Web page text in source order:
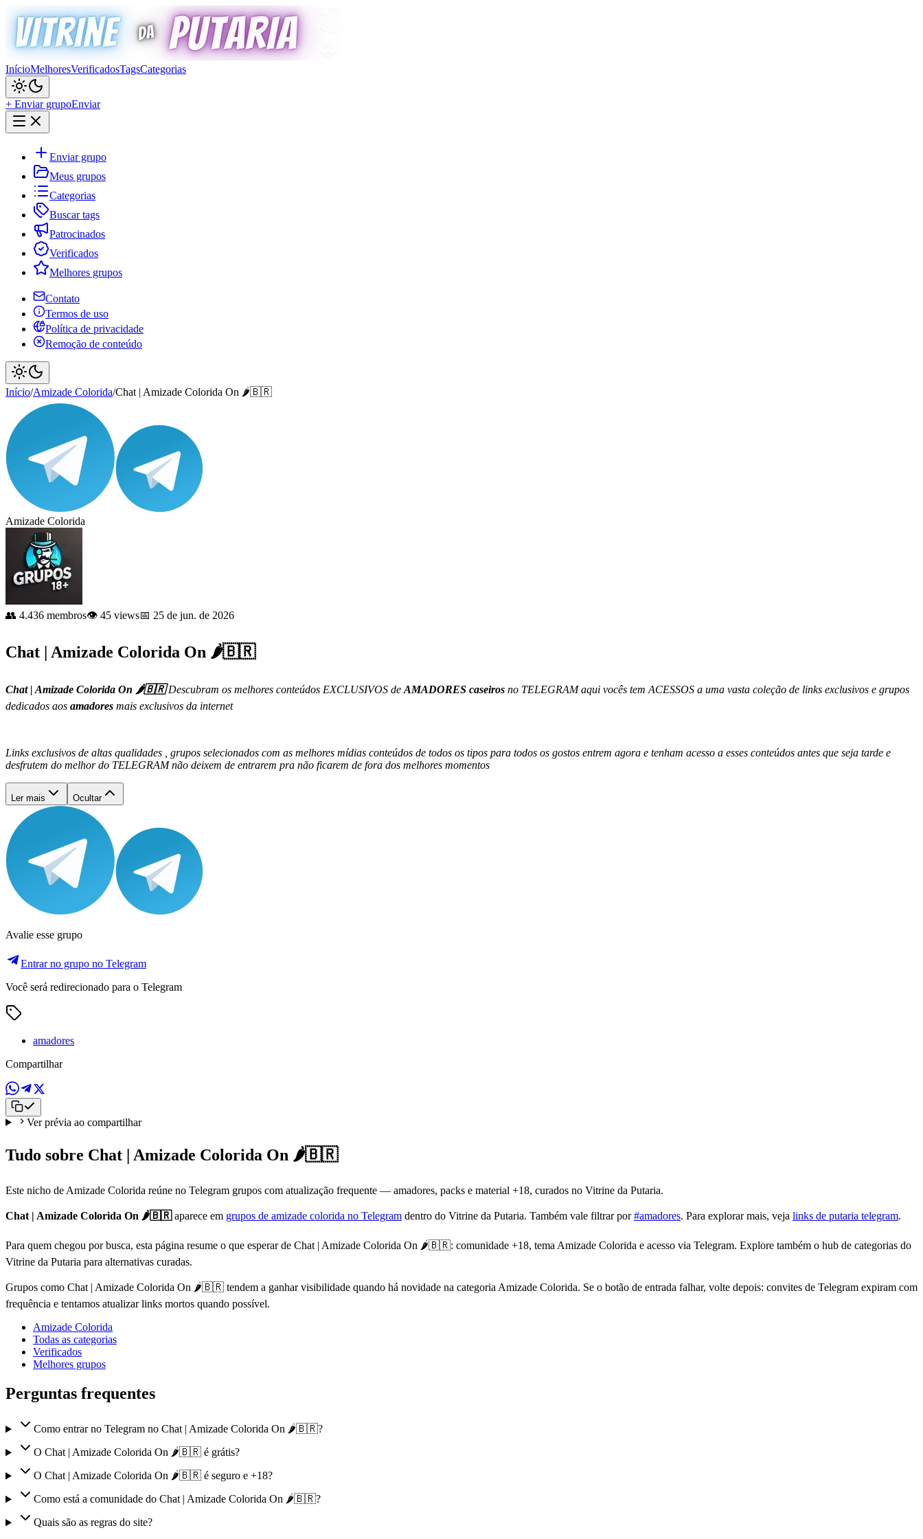
InícioMelhoresVerificadosTagsCategorias
+ Enviar grupoEnviar
Enviar grupo
Meus grupos
Categorias
Buscar tags
Patrocinados
Verificados
Melhores grupos
Contato
Termos de uso
Política de privacidade
Remoção de conteúdo
Início/Amizade Colorida/Chat | Amizade Colorida On 🌶️🇧🇷
Amizade Colorida
👥 4.436 membros👁️ 45 views📅 25 de jun. de 2026
Chat | Amizade Colorida On 🌶️🇧🇷
Chat | Amizade Colorida On 🌶️🇧🇷 Descubram os melhores conteúdos EXCLUSIVOS de AMADORES caseiros no TELEGRAM aqui vocês tem ACESSOS a uma vasta coleção de links exclusivos e grupos
dedicados aos amadores mais exclusivos da internet
Links exclusivos de altas qualidades , grupos selecionados com as melhores mídias conteúdos de todos os tipos para todos os gostos entrem agora e tenham acesso a esses conteúdos antes que seja tarde e
desfrutem do melhor do TELEGRAM não deixem de entrarem pra não ficarem de fora dos melhores momentos
Ler mais Ocultar
Avalie esse grupo
Entrar no grupo no Telegram
Você será redirecionado para o Telegram
amadores
Compartilhar
Ver prévia ao compartilhar
Tudo sobre Chat | Amizade Colorida On 🌶️🇧🇷
Este nicho de Amizade Colorida reúne no Telegram grupos com atualização frequente — amadores, packs e material +18, curados no Vitrine da Putaria.
Chat | Amizade Colorida On 🌶️🇧🇷aparece em grupos de amizade colorida no Telegram dentro do Vitrine da Putaria. Também vale filtrar por#amadores. Para explorar mais, veja links de putaria telegram.
Para quem chegou por busca, esta página resume o que esperar de Chat | Amizade Colorida On 🌶️🇧🇷: comunidade +18, tema Amizade Colorida e acesso via Telegram. Explore também o hub de categorias do
Vitrine da Putaria para alternativas curadas.
Grupos como Chat | Amizade Colorida On 🌶️🇧🇷 tendem a ganhar visibilidade quando há novidade na categoria Amizade Colorida. Se o botão de entrada falhar, volte depois: convites de Telegram expiram com
frequência e tentamos atualizar links mortos quando possível.
Amizade Colorida
Todas as categorias
Verificados
Melhores grupos
Perguntas frequentes
Como entrar no Telegram no Chat | Amizade Colorida On 🌶️🇧🇷?
O Chat | Amizade Colorida On 🌶️🇧🇷 é grátis?
O Chat | Amizade Colorida On 🌶️🇧🇷 é seguro e +18?
Como está a comunidade do Chat | Amizade Colorida On 🌶️🇧🇷?
Quais são as regras do site?